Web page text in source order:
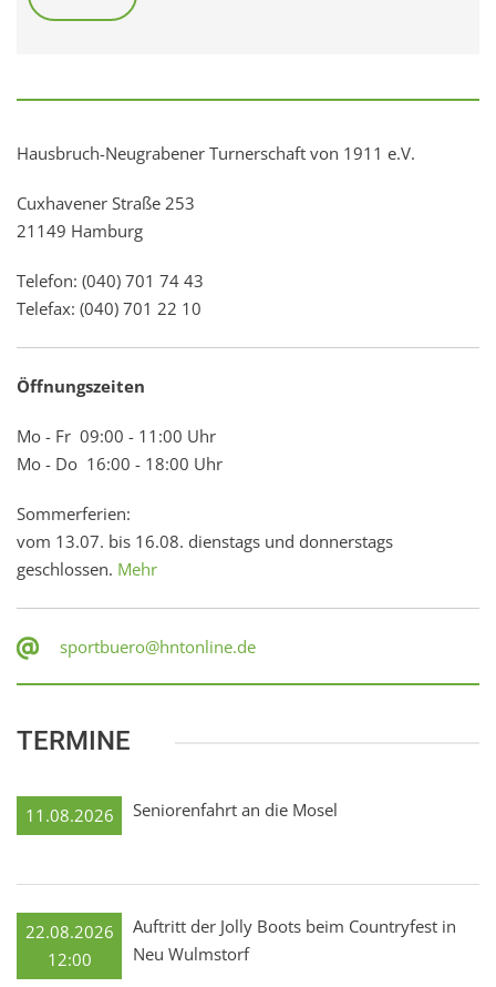
Hausbruch-Neugrabener Turnerschaft von 1911 e.V.
Cuxhavener Straße 253
21149 Hamburg
Telefon: (040) 701 74 43
Telefax: (040) 701 22 10
Öffnungszeiten
Mo - Fr 09:00 - 11:00 Uhr
Mo - Do 16:00 - 18:00 Uhr
Sommerferien:
vom 13.07. bis 16.08. dienstags und donnerstags
geschlossen. Mehr
sportbuero@hntonline.de
TERMINE
11.08.2026 Seniorenfahrt an die Mosel
22.08.2026
12:00
Auftritt der Jolly Boots beim Countryfest in
Neu Wulmstorf